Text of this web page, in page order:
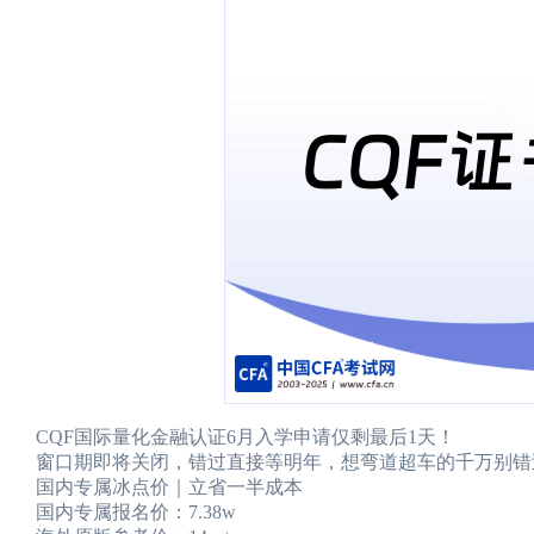
CQF国际量化金融认证6月入学申请仅剩最后1天！
窗口期即将关闭，错过直接等明年，想弯道超车的千万别
国内专属冰点价｜立省一半成本
国内专属报名价：7.38w